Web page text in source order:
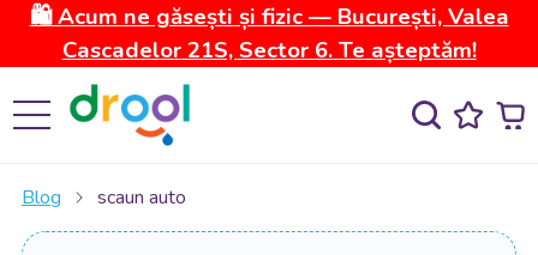
🛍️ Acum ne găsești și fizic — București, Valea
Cascadelor 21S, Sector 6. Te așteptăm!
Blog scaun auto